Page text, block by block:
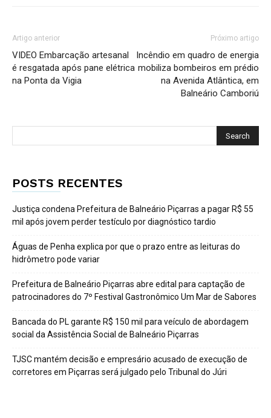
Artigo anterior
VIDEO Embarcação artesanal
é resgatada após pane elétrica
na Ponta da Vigia
Próximo artigo
Incêndio em quadro de energia
mobiliza bombeiros em prédio
na Avenida Atlântica, em
Balneário Camboriú
POSTS RECENTES
Justiça condena Prefeitura de Balneário Piçarras a pagar R$ 55
mil após jovem perder testículo por diagnóstico tardio
Águas de Penha explica por que o prazo entre as leituras do
hidrômetro pode variar
Prefeitura de Balneário Piçarras abre edital para captação de
patrocinadores do 7º Festival Gastronômico Um Mar de Sabores
Bancada do PL garante R$ 150 mil para veículo de abordagem
social da Assistência Social de Balneário Piçarras
TJSC mantém decisão e empresário acusado de execução de
corretores em Piçarras será julgado pelo Tribunal do Júri